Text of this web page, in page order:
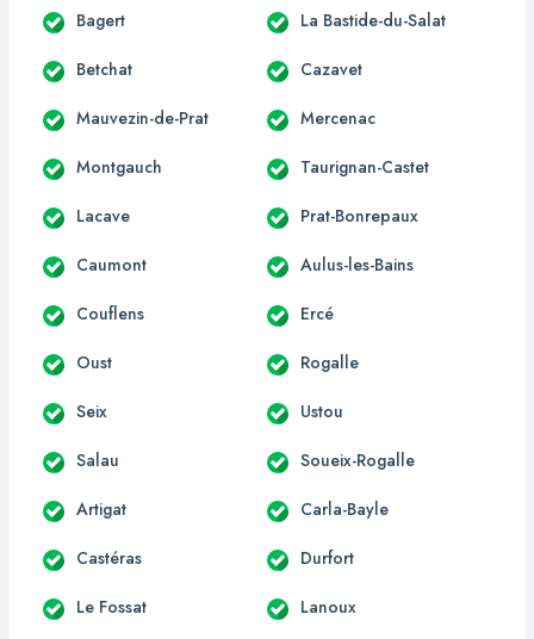
Bagert La Bastide-du-Salat
Betchat Cazavet
Mauvezin-de-Prat Mercenac
Montgauch Taurignan-Castet
Lacave Prat-Bonrepaux
Caumont Aulus-les-Bains
Couflens Ercé
Oust Rogalle
Seix Ustou
Salau Soueix-Rogalle
Artigat Carla-Bayle
Castéras Durfort
Le Fossat Lanoux